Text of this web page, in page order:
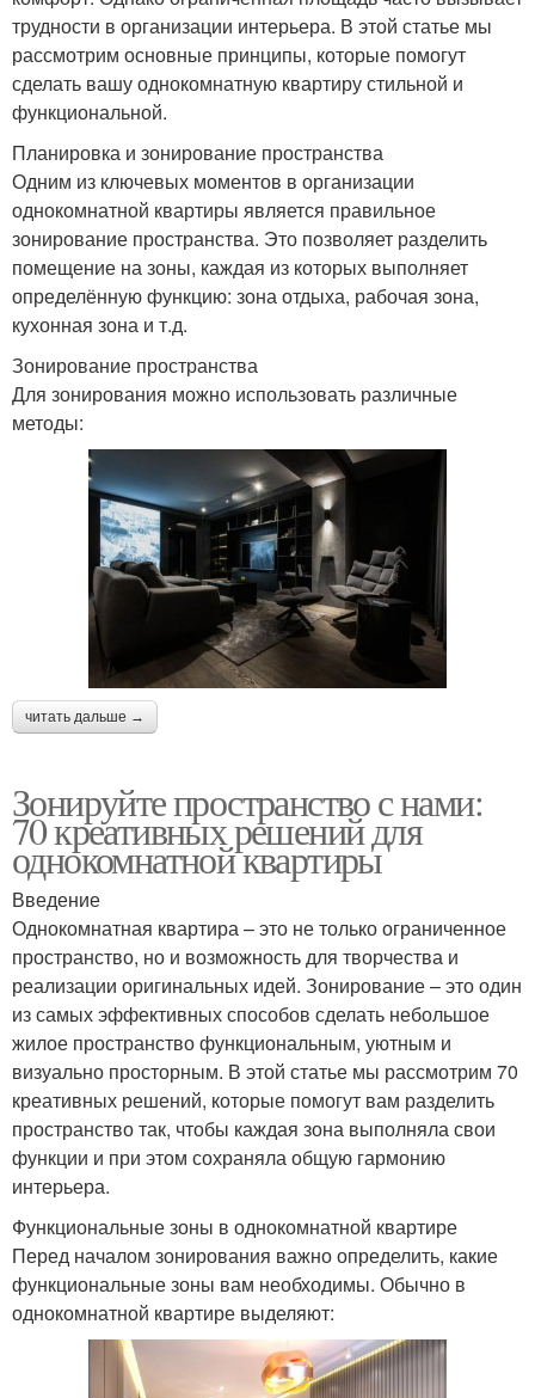
трудности в организации интерьера. В этой статье мы
рассмотрим основные принципы, которые помогут
сделать вашу однокомнатную квартиру стильной и
функциональной.
Планировка и зонирование пространства
Одним из ключевых моментов в организации
однокомнатной квартиры является правильное
зонирование пространства. Это позволяет разделить
помещение на зоны, каждая из которых выполняет
определённую функцию: зона отдыха, рабочая зона,
кухонная зона и т.д.
Зонирование пространства
Для зонирования можно использовать различные
методы:
читать дальше →
Зонируйте пространство с нами:
70 креативных решений для
однокомнатной квартиры
Введение
Однокомнатная квартира – это не только ограниченное
пространство, но и возможность для творчества и
реализации оригинальных идей. Зонирование – это один
из самых эффективных способов сделать небольшое
жилое пространство функциональным, уютным и
визуально просторным. В этой статье мы рассмотрим 70
креативных решений, которые помогут вам разделить
пространство так, чтобы каждая зона выполняла свои
функции и при этом сохраняла общую гармонию
интерьера.
Функциональные зоны в однокомнатной квартире
Перед началом зонирования важно определить, какие
функциональные зоны вам необходимы. Обычно в
однокомнатной квартире выделяют: